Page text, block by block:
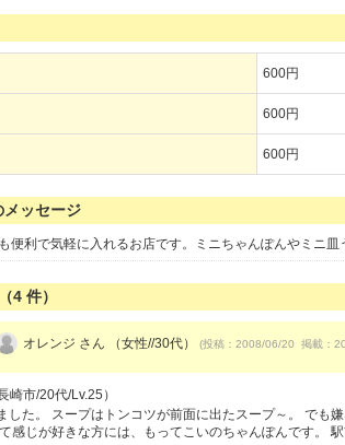
600円
600円
600円
メッセージ
便利で気軽に入れるお店です。ミニちゃんぽんやミニ皿
4 件）
オレンジ さん （女性//30代） (投稿：2008/06/20 掲載：
崎市/20代/Lv.25）
した。 スープはトンコツが前面に出たスープ～。 でも
感じが好きな方には、もってこいのちゃんぽんです。